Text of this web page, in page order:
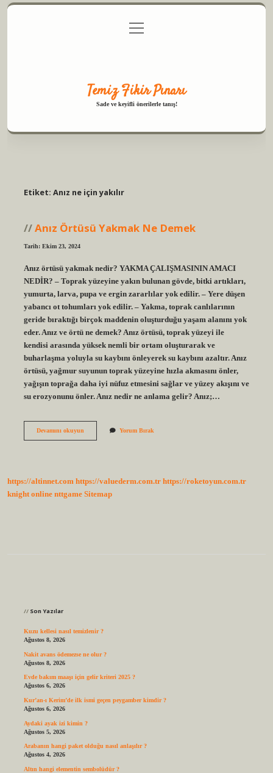
Gizlilik Politikası
menüyü
aç
Temiz Fikir Pınarı
Sade ve keyifli önerilerle tanış!
Etiket: Anız ne için yakılır
Anız Örtüsü Yakmak Ne Demek
Tarih: Ekim 23, 2024
Anız örtüsü yakmak nedir? YAKMA ÇALIŞMASININ AMACI
NEDİR? – Toprak yüzeyine yakın bulunan gövde, bitki artıkları,
yumurta, larva, pupa ve ergin zararlılar yok edilir. – Yere düşen
yabancı ot tohumları yok edilir. – Yakma, toprak canlılarının
geride bıraktığı birçok maddenin oluşturduğu yaşam alanını yok
eder. Anız ve örtü ne demek? Anız örtüsü, toprak yüzeyi ile
kendisi arasında yüksek nemli bir ortam oluşturarak ve
buharlaşma yoluyla su kaybını önleyerek su kaybını azaltır. Anız
örtüsü, yağmur suyunun toprak yüzeyine hızla akmasını önler,
yağışın toprağa daha iyi nüfuz etmesini sağlar ve yüzey akışını ve
su erozyonunu önler. Anız nedir ne anlama gelir? Anız;…
Devamını okuyunAnız
Yorum Bırak
https://altinnet.com https://valuederm.com.tr https://roketoyun.com.tr
knight online nttgame Sitemap
Son Yazılar
Kuzu kellesi nasıl temizlenir ?
Ağustos 8, 2026
Nakit avans ödemezse ne olur ?
Ağustos 8, 2026
Evde bakım maaşı için gelir kriteri 2025 ?
Ağustos 6, 2026
Kur’an-ı Kerim’de ilk ismi geçen peygamber kimdir ?
Ağustos 6, 2026
Aydaki ayak izi kimin ?
Ağustos 5, 2026
Arabanın hangi paket olduğu nasıl anlaşılır ?
Ağustos 4, 2026
Altın hangi elementin sembolüdür ?